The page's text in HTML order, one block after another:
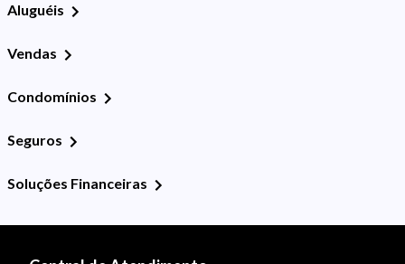
Aluguéis
Vendas
Condomínios
Seguros
Soluções Financeiras